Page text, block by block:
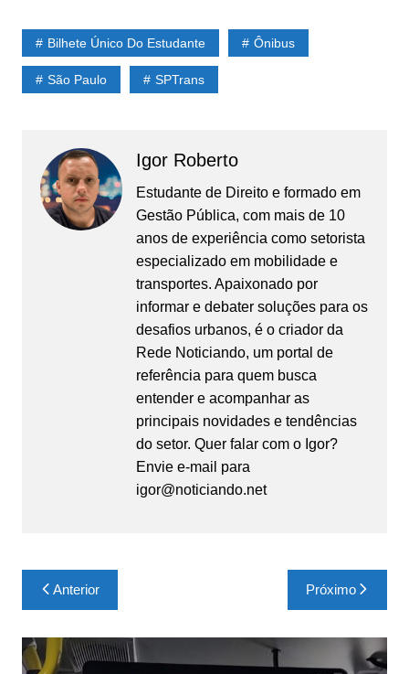
Bilhete Único Do Estudante Ônibus
São Paulo SPTrans
Igor Roberto
Estudante de Direito e formado em
Gestão Pública, com mais de 10
anos de experiência como setorista
especializado em mobilidade e
transportes. Apaixonado por
informar e debater soluções para os
desafios urbanos, é o criador da
Rede Noticiando, um portal de
referência para quem busca
entender e acompanhar as
principais novidades e tendências
do setor. Quer falar com o Igor?
Envie e-mail para
igor@noticiando.net
Navegação
de
Post
Anterior Próximo